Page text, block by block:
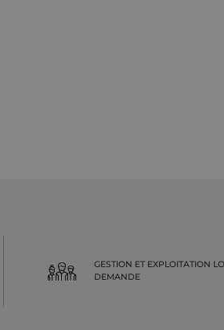
GESTION ET EXPLOITATION
DEMANDE